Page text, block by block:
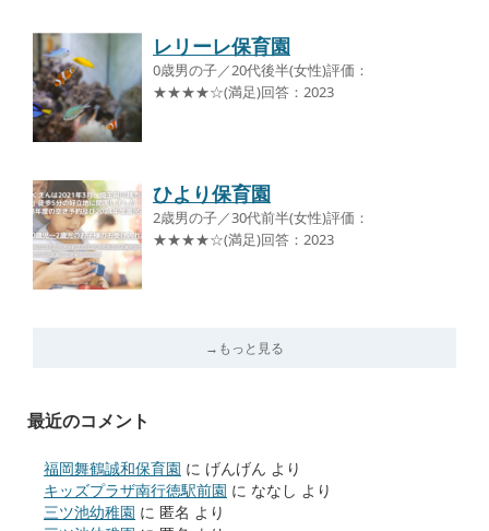
レリーレ保育園
0歳男の子／20代後半(女性)評価：
★★★★☆(満足)回答：2023
ひより保育園
2歳男の子／30代前半(女性)評価：
★★★★☆(満足)回答：2023
→もっと見る
最近のコメント
福岡舞鶴誠和保育園 に げんげん より
キッズプラザ南行徳駅前園 に ななし より
三ツ池幼稚園 に 匿名 より